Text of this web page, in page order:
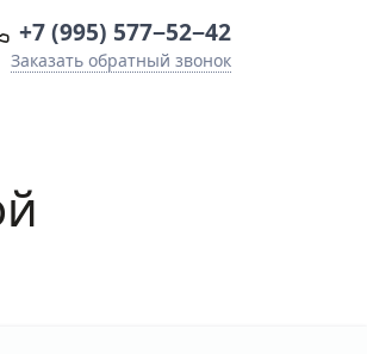
+7 (995) 577−52−42
Заказать обратный звонок